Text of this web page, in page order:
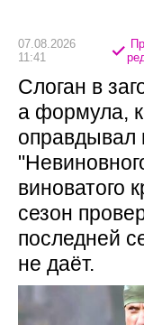
07.08.2026
11:41
Слоган в
а формула,
оправдывал
виноватого
сезон
последней
не даёт.